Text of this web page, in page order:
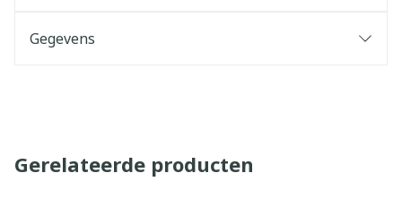
Gegevens
Gerelateerde producten